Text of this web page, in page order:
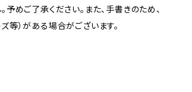
予めご了承ください。また、手書きのため、
等）がある場合がございます。